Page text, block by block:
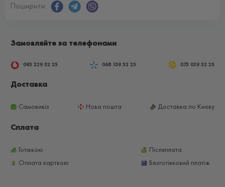
Поширити:
Замовляйте за телефонами
095 229 52 25 068 139 52 25 073 029 52 25
Доставка
Самовивіз Нова пошта Доставка по Києву
Сплата
Готівкою
Післяплата
Оплата карткою
Безготівковий платіж